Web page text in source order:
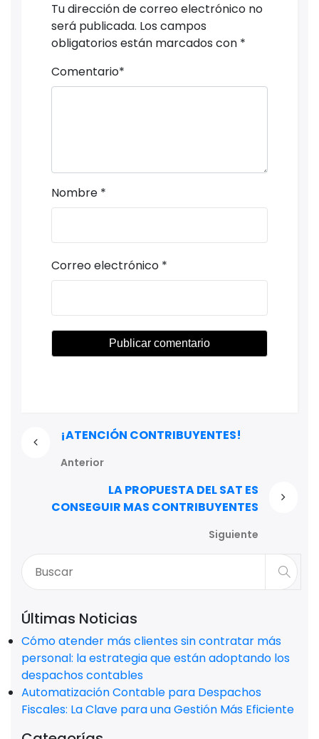
Tu dirección de correo electrónico no
será publicada. Los campos
obligatorios están marcados con *
Comentario*
Nombre *
Correo electrónico *
¡ATENCIÓN CONTRIBUYENTES!
Anterior
LA PROPUESTA DEL SAT ES
CONSEGUIR MAS CONTRIBUYENTES
Siguiente
Últimas Noticias
Cómo atender más clientes sin contratar más
personal: la estrategia que están adoptando los
despachos contables
Automatización Contable para Despachos
Fiscales: La Clave para una Gestión Más Eficiente